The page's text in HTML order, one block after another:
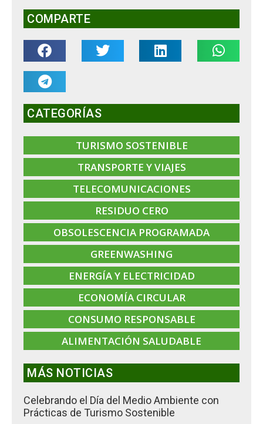
COMPARTE
CATEGORÍAS
TURISMO SOSTENIBLE
TRANSPORTE Y VIAJES
TELECOMUNICACIONES
RESIDUO CERO
OBSOLESCENCIA PROGRAMADA
GREENWASHING
ENERGÍA Y ELECTRICIDAD
ECONOMÍA CIRCULAR
CONSUMO RESPONSABLE
ALIMENTACIÓN SALUDABLE
MÁS NOTICIAS
Celebrando el Día del Medio Ambiente con
Prácticas de Turismo Sostenible